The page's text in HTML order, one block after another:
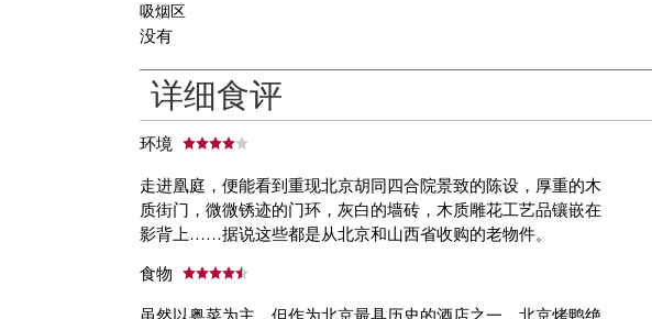
吸烟区
没有
详细食评
环境
走进凰庭，便能看到重现北京胡同四合院景致的陈设，厚重的木
质街门，微微锈迹的门环，灰白的墙砖，木质雕花工艺品镶嵌在
影背上……据说这些都是从北京和山西省收购的老物件。
食物
虽然以粤菜为主，但作为北京最具历史的酒店之一，北京烤鸭绝